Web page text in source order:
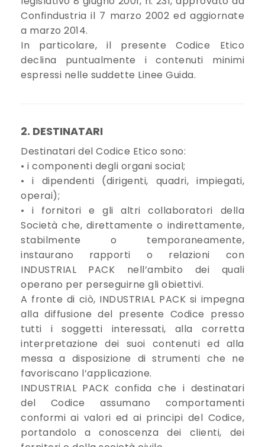
Confindustria il 7 marzo 2002 ed aggiornate
a marzo 2014.
In particolare, il presente Codice Etico
declina puntualmente i contenuti minimi
espressi nelle suddette Linee Guida.
2. DESTINATARI
Destinatari del Codice Etico sono:
• i componenti degli organi social;
• i dipendenti (dirigenti, quadri, impiegati,
operai);
• i fornitori e gli altri collaboratori della
Società che, direttamente o indirettamente,
stabilmente o temporaneamente,
instaurano rapporti o relazioni con
INDUSTRIAL PACK nell’ambito dei quali
operano per perseguirne gli obiettivi.
A fronte di ciò, INDUSTRIAL PACK si impegna
alla diffusione del presente Codice presso
tutti i soggetti interessati, alla corretta
interpretazione dei suoi contenuti ed alla
messa a disposizione di strumenti che ne
favoriscano l’applicazione.
INDUSTRIAL PACK confida che i destinatari
del Codice assumano comportamenti
conformi ai valori ed ai principi del Codice,
portandolo a conoscenza dei clienti, dei